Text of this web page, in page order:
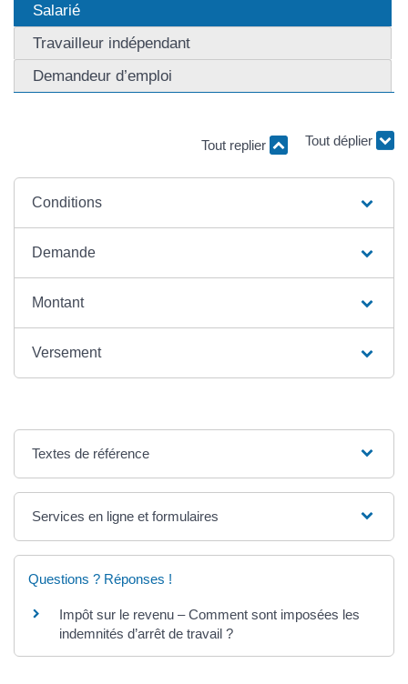
Salarié
Travailleur indépendant
Demandeur d’emploi
Tout replier Tout déplier
Conditions
Demande
Montant
Versement
Textes de référence
Services en ligne et formulaires
Questions ? Réponses !
Impôt sur le revenu – Comment sont imposées les
indemnités d’arrêt de travail ?